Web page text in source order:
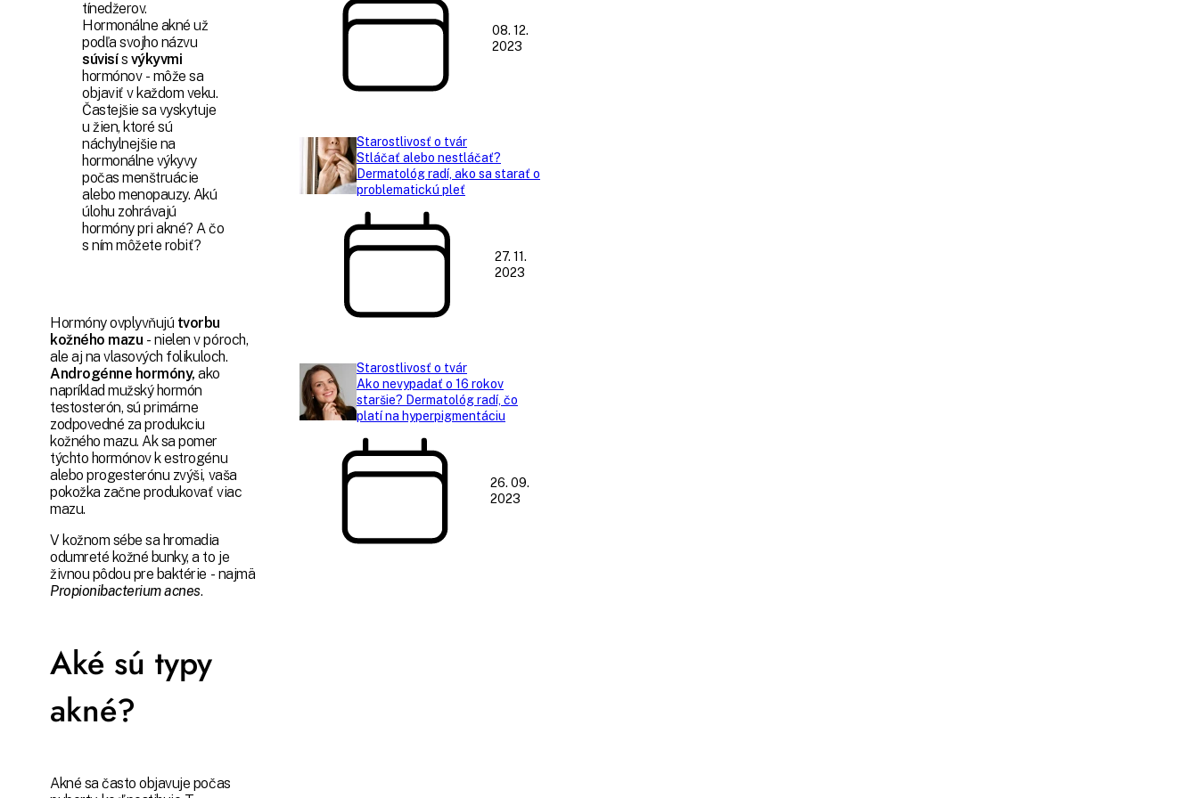
tínedžerov.
Hormonálne akné už
podľa svojho názvu
súvisís výkyvmi
hormónov - môže sa
objaviť v každom veku.
Častejšie sa vyskytuje
u žien, ktoré sú
náchylnejšie na
hormonálne výkyvy
počas menštruácie
alebo menopauzy. Akú
úlohu zohrávajú
hormóny pri akné? A čo
s ním môžete robiť?
Hormóny ovplyvňujú tvorbu
kožného mazu - nielen v póroch,
ale aj na vlasových folikuloch.
Androgénne hormóny, ako
napríklad mužský hormón
testosterón, sú primárne
zodpovedné za produkciu
kožného mazu. Ak sa pomer
týchto hormónov k estrogénu
alebo progesterónu zvýši, vaša
pokožka začne produkovať viac
mazu.
V kožnom sébe sa hromadia
odumreté kožné bunky, a to je
živnou pôdou pre baktérie - najmä
Propionibacterium acnes.
Aké sú typy
akné?
Akné sa často objavuje počas
08. 12.
2023
Starostlivosť o tvár
Stláčať alebo nestláčať?
Dermatológ radí, ako sa starať o
problematickú pleť
27. 11.
2023
Starostlivosť o tvár
Ako nevypadať o 16 rokov
staršie? Dermatológ radí, čo
platí na hyperpigmentáciu
26. 09.
2023